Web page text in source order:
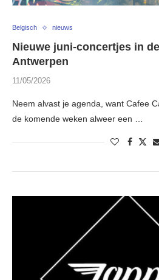
Belgisch nieuws
Nieuwe juni-concertjes in
Antwerpen
11/05/2026
Neem alvast je agenda, want Cafee
de komende weken alweer een …